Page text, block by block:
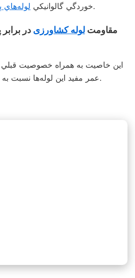
خوردگي گالوانيكي لوله‌هاي تقريبا صفر است.
2- مقاومت لوله کشاورزی در
اين خاصيت به همراه خصوصيت قبلي
عمر مفيد اين لوله‌ها نسبت به لوله‌هاي و ديگر مي‌ باشد.